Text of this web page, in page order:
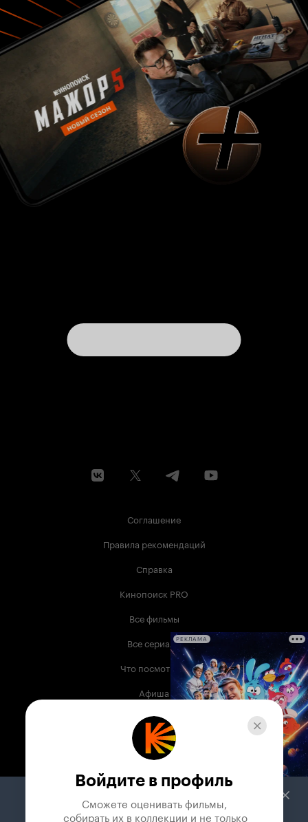
Соглашение
Правила рекомендаций
Справка
Кинопоиск PRO
Все фильмы
Все сериалы
Что посмотреть
Афиша
Музыка
Телепрограмма
Служба поддержки
РЕКЛАМА
Войдите в профиль
Сможете оценивать фильмы,
собирать их в коллекции и не только